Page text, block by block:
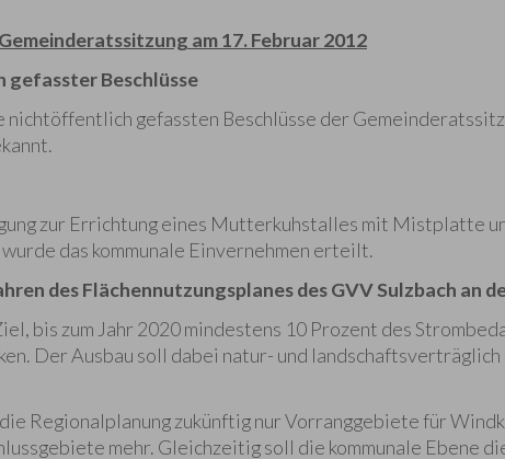
am 17. Februar 2012
Beschlüsse
gefassten Beschlüsse der
zur Errichtung eines Mutterkuhstalles mit Mistplatte
das kommunale Einvernehmen erteilt.
des Flächennutzungsplanes des GVV Sulzbach an
bis zum Jahr 2020 mindestens 10 Prozent des
Der Ausbau soll dabei natur- und landschaftsverträglich
Regionalplanung zukünftig nur Vorranggebiete für
mehr. Gleichzeitig soll die kommunale Ebene